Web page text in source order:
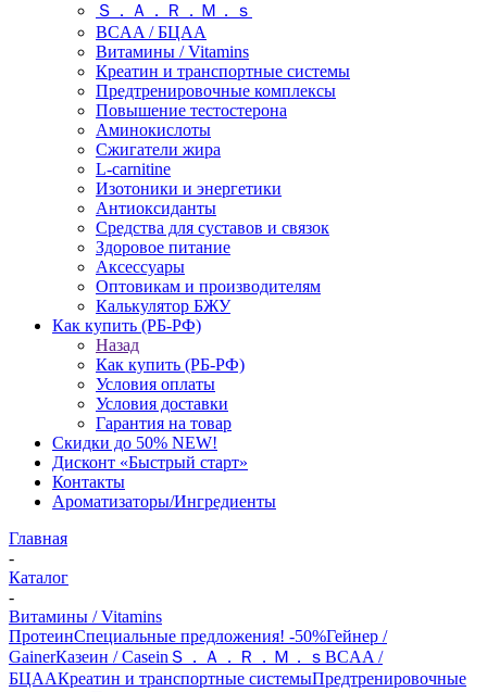
Ｓ．Ａ．Ｒ．Ｍ．ｓ
BCAA / БЦАА
Витамины / Vitamins
Креатин и транспортные системы
Предтренировочные комплексы
Повышение тестостерона
Аминокислоты
Сжигатели жира
L-carnitine
Изотоники и энергетики
Антиоксиданты
Средства для суставов и связок
Здоровое питание
Аксессуары
Оптовикам и производителям
Калькулятор БЖУ
Как купить (РБ-РФ)
Назад
Как купить (РБ-РФ)
Условия оплаты
Условия доставки
Гарантия на товар
Скидки до 50% NEW!
Дисконт «Быстрый старт»
Контакты
Ароматизаторы/Ингредиенты
Главная
-
Каталог
-
Витамины / Vitamins
ПротеинСпециальные предложения! -50%Гейнер /
GainerКазеин / Casein Ｓ．Ａ．Ｒ．Ｍ．ｓ BCAA /
БЦААКреатин и транспортные системыПредтренировочные